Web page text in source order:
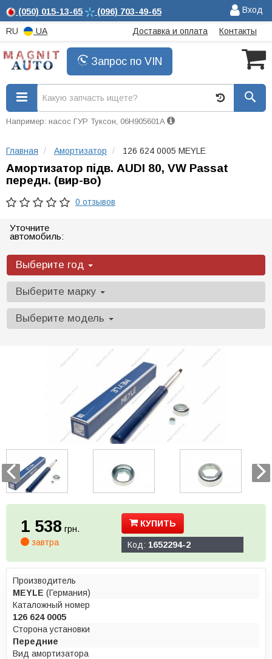
(050) 015-13-65 (096) 703-49-65 Вход
RU UA Доставка и оплата Контакты
Запрос по VIN
Например: насос ГУР Туксон, 06H905601A
Главная Амортизатор 126 624 0005 MEYLE
Амортизатор підв. AUDI 80, VW Passat
передн. (вир-во)
0 отзывов
Уточните
автомобиль:
Выберите год
Выберите марку
Выберите модель
1 538 грн.
завтра
КУПИТЬ
Код: 1652294-2
Производитель
MEYLE (Германия)
Каталожный номер
126 624 0005
Сторона установки
Передние
Вид амортизатора